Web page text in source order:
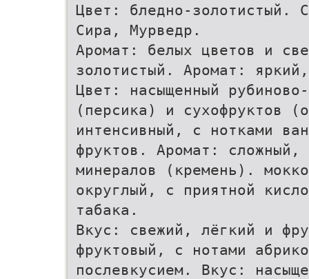
Цвет: бледно-золотистый.
Сира, Мурведр.
Аромат: белых цветов и
золотистый. Аромат:
Цвет: насыщенный
(персика) и сухофруктов
интенсивный, с нотками
фруктов. Аромат:
минералов (кремень).
округлый, с приятной
табака.
Вкус: свежий, лёгкий и
фруктовый, с нотами
послевкусием. Вкус: